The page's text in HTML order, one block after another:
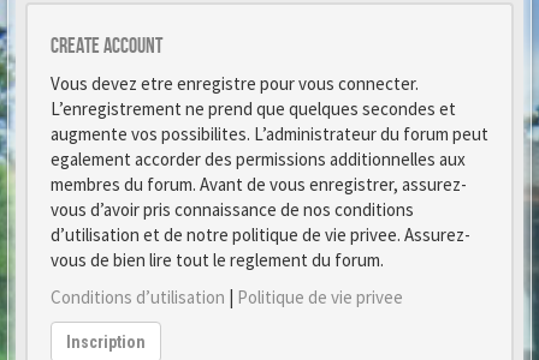
Create account
Vous devez etre enregistre pour vous connecter.
L’enregistrement ne prend que quelques secondes et
augmente vos possibilites. L’administrateur du forum peut
egalement accorder des permissions additionnelles aux
membres du forum. Avant de vous enregistrer, assurez-
vous d’avoir pris connaissance de nos conditions
d’utilisation et de notre politique de vie privee. Assurez-
vous de bien lire tout le reglement du forum.
Conditions d’utilisation | Politique de vie privee
Inscription